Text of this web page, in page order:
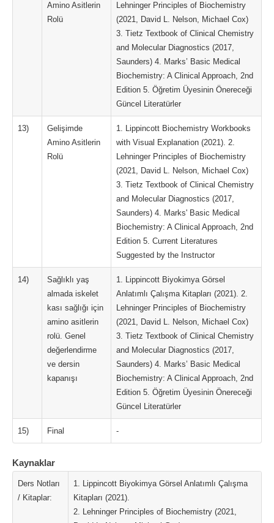
Amino Asitlerin
Rolü
Lehninger Principles of Biochemistry
(2021, David L. Nelson, Michael Cox)
3. Tietz Textbook of Clinical Chemistry
and Molecular Diagnostics (2017,
Saunders) 4. Marks’ Basic Medical
Biochemistry: A Clinical Approach, 2nd
Edition 5. Öğretim Üyesinin Önereceği
Güncel Literatürler
13)
Gelişimde
Amino Asitlerin
Rolü
1. Lippincott Biochemistry Workbooks
with Visual Explanation (2021). 2.
Lehninger Principles of Biochemistry
(2021, David L. Nelson, Michael Cox)
3. Tietz Textbook of Clinical Chemistry
and Molecular Diagnostics (2017,
Saunders) 4. Marks' Basic Medical
Biochemistry: A Clinical Approach, 2nd
Edition 5. Current Literatures
Suggested by the Instructor
14)
Sağlıklı yaş
almada iskelet
kası sağlığı için
amino asitlerin
rolü. Genel
değerlendirme
ve dersin
kapanışı
1. Lippincott Biyokimya Görsel
Anlatımlı Çalışma Kitapları (2021). 2.
Lehninger Principles of Biochemistry
(2021, David L. Nelson, Michael Cox)
3. Tietz Textbook of Clinical Chemistry
and Molecular Diagnostics (2017,
Saunders) 4. Marks’ Basic Medical
Biochemistry: A Clinical Approach, 2nd
Edition 5. Öğretim Üyesinin Önereceği
Güncel Literatürler
15) Final -
Kaynaklar
Ders Notları
/ Kitaplar:
1. Lippincott Biyokimya Görsel Anlatımlı Çalışma
Kitapları (2021).
2. Lehninger Principles of Biochemistry (2021,